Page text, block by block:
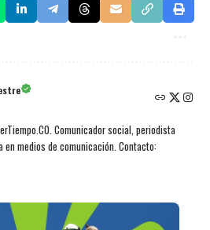
Comunicador social, periodista
en medios de comunicación. Contacto: